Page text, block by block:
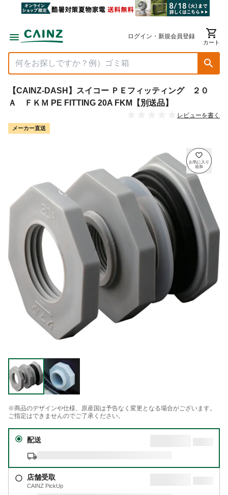
ログイン・新規会員登録
カート
【CAINZ-DASH】スイコー ＰＥフィッティング ２０
Ａ ＦＫＭ PE FITTING 20A FKM【別送品】
レビューを書く
メーカー直送
※商品のデザインや仕様、原産国は予告なく変更となる場合がございます。
ご指定はできませんのでご了承ください。
配送
店舗受取
CAINZ PickUp